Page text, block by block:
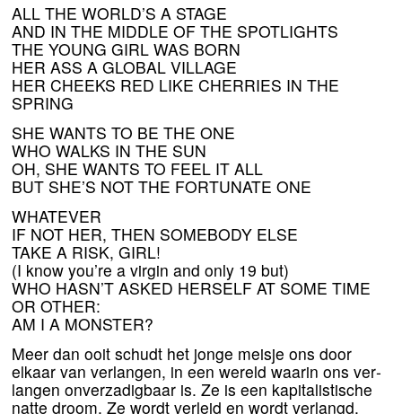
ALL THE WORLD’S A STAGE
AND IN THE MIDDLE OF THE SPOTLIGHTS
THE YOUNG GIRL WAS BORN
HER ASS AGLOBAL VILLAGE
HER CHEEKS RED LIKE CHERRIES IN THE
SPRING
SHE WANTS TO BE THE ONE
WHO WALKS IN THE SUN
OH, SHE WANTS TO FEEL IT ALL
BUT SHE’S NOT THE FORTUNATE ONE
WHATEVER
IF NOT HER,THEN SOMEBODY ELSE
TAKE A RISK,GIRL!
(I know you’re a vir­gin and only 19 but)
WHO HASN’TASKED HERSELF AT SOME TIME
OR OTHER:
AM I A MONSTER?
Meer dan ooit schudt het jon­ge meis­je ons door
elkaar van ver­lan­gen, in een wereld waar­in ons ver­
lan­gen onver­za­dig­baar is. Ze is een kapi­ta­lis­ti­sche
nat­te droom. Ze wordt ver­leid en wordt ver­langd.